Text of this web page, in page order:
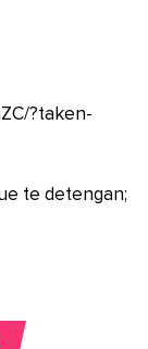
?taken-
te detengan;